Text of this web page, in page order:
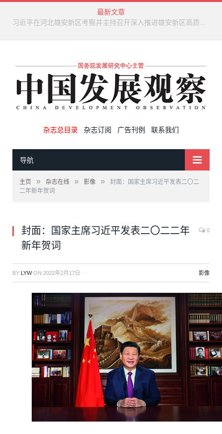
最新文章
新兴产业废弃物循环利用技术演进趋势
杂志总目录 杂志订阅 广告刊例 联系我们
导航
主页 » 杂志在线 » 影像 »
封面：国家主席习近平发表二〇二
二年新年贺词
封面：国家主席习近平发表二〇二二年
新年贺词
0
BY LYWON 2022年2月17日 · 影像